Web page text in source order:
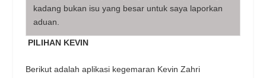
kadang bukan isu yang besar untuk saya laporkan
aduan.
PILIHAN KEVIN
Berikut adalah aplikasi kegemaran Kevin Zahri